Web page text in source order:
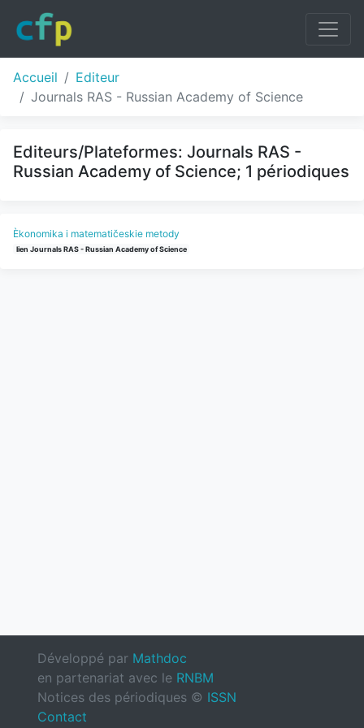
Accueil
Editeur
Journals RAS - Russian Academy of Science
Editeurs/Plateformes: Journals RAS -
Russian Academy of Science; 1 périodiques
Èkonomika i matematičeskie metody
lien Journals RAS - Russian Academy of Science
Développé par Mathdoc
en partenariat avec le RNBM
Notices des périodiques © ISSN
Contact